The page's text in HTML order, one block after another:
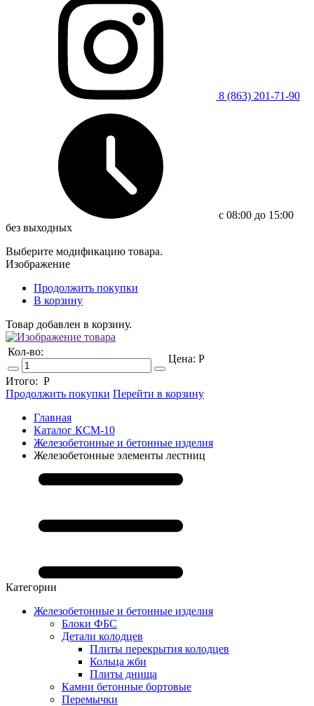
8 (863) 201-71-90
c 08:00 до 15:00
без выходных
Выберите модификацию товара.
Изображение
Продолжить покупки
В корзину
Товар добавлен в корзину.
Кол-во:
Цена: Р
Итого: Р
Продолжить покупки Перейти в корзину
Главная
Каталог КСМ-10
Железобетонные и бетонные изделия
Железобетонные элементы лестниц
Категории
Железобетонные и бетонные изделия
Блоки ФБС
Детали колодцев
Плиты перекрытия колодцев
Кольца жби
Плиты днища
Камни бетонные бортовые
Перемычки